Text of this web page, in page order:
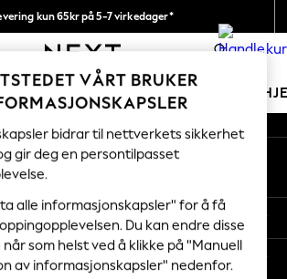
kun 65kr på 5-7 virkedager*
Vi betaler alle tollavgifter 0
BABY KVINNER
(0 - 24 months)
(3 - 5 years)
(6 - 9 years)
(10 - 15+ years)
Top & Short Sets
client
Våre sosiale nettverk
din
VÅRT BRUKER
bidrar til nettverkets sikkerhet
gir deg en persontilpasset
alle informasjonskapsler" for å få
Du kan endre disse
som helst ved å klikke på "Manuell
av informasjonskapsler" nedenfor.